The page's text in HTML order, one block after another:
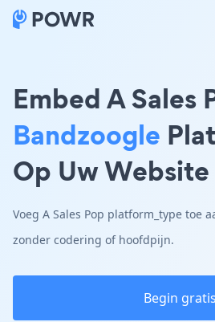
Embed A Sales
Bandzoogle
Op Uw Website
Voeg A Sales Pop platform_type toe
zonder codering of hoofdpijn.
Begin gratis